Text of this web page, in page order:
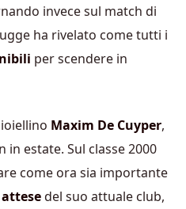
invece sul match di
ha rivelato come tutti i
per scendere in
Maxim De Cuyper,
estate. Sul classe 2000
come ora sia importante
del suo attuale club,